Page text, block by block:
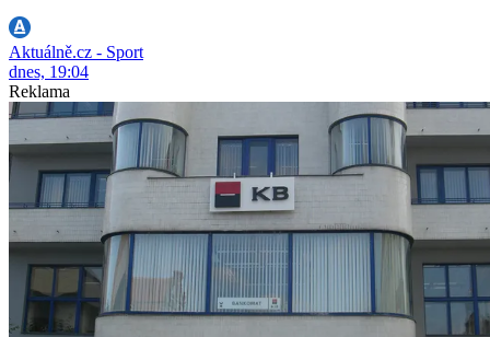
Aktuálně.cz - Sport
dnes, 19:04
Reklama